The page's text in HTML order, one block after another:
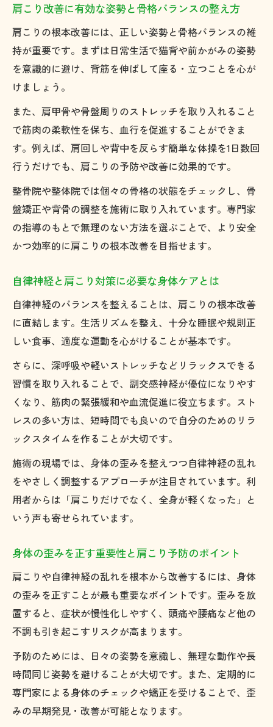
肩こり改善に有効な姿勢と骨格バランスの整え方
肩こりの根本改善には、正しい姿勢と骨格バランスの維
持が重要です。まずは日常生活で猫背や前かがみの姿勢
を意識的に避け、背筋を伸ばして座る・立つことを心が
けましょう。
また、肩甲骨や骨盤周りのストレッチを取り入れること
で筋肉の柔軟性を保ち、血行を促進することができま
す。例えば、肩回しや背中を反らす簡単な体操を1日数回
行うだけでも、肩こりの予防や改善に効果的です。
整骨院や整体院では個々の骨格の状態をチェックし、骨
盤矯正や背骨の調整を施術に取り入れています。専門家
の指導のもとで無理のない方法を選ぶことで、より安全
かつ効率的に肩こりの根本改善を目指せます。
自律神経と肩こり対策に必要な身体ケアとは
自律神経のバランスを整えることは、肩こりの根本改善
に直結します。生活リズムを整え、十分な睡眠や規則正
しい食事、適度な運動を心がけることが基本です。
さらに、深呼吸や軽いストレッチなどリラックスできる
習慣を取り入れることで、副交感神経が優位になりやす
くなり、筋肉の緊張緩和や血流促進に役立ちます。スト
レスの多い方は、短時間でも良いので自分のためのリラ
ックスタイムを作ることが大切です。
施術の現場では、身体の歪みを整えつつ自律神経の乱れ
をやさしく調整するアプローチが注目されています。利
用者からは「肩こりだけでなく、全身が軽くなった」と
いう声も寄せられています。
身体の歪みを正す重要性と肩こり予防のポイント
肩こりや自律神経の乱れを根本から改善するには、身体
の歪みを正すことが最も重要なポイントです。歪みを放
置すると、症状が慢性化しやすく、頭痛や腰痛など他の
不調も引き起こすリスクが高まります。
予防のためには、日々の姿勢を意識し、無理な動作や長
時間同じ姿勢を避けることが大切です。また、定期的に
専門家による身体のチェックや矯正を受けることで、歪
みの早期発見・改善が可能となります。